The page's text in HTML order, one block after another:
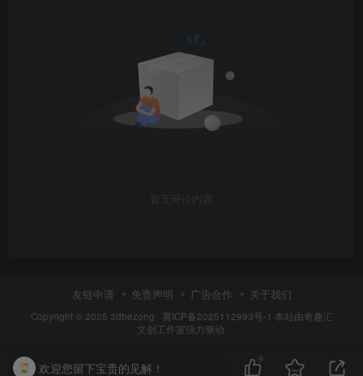
暂无评论内容
友链申请 免责声明 广告合作 关于我们
Copyright © 2025 3dhezong · 冀ICP备2025112993号-1 本站由奇趣汇
文创工作室强力驱动.
欢迎您留下宝贵的见解！
9